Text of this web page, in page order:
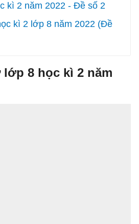
kì 2 năm 2022 - Đề số 2
kì 2 lớp 8 năm 2022 (Đề
8 học kì 2 năm